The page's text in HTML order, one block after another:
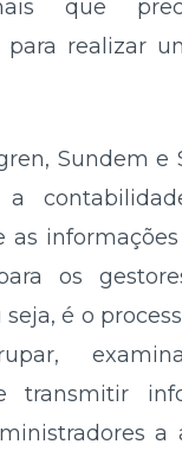
que
para realizar
Sundem e
as
os
seja, é o
transmitir
a